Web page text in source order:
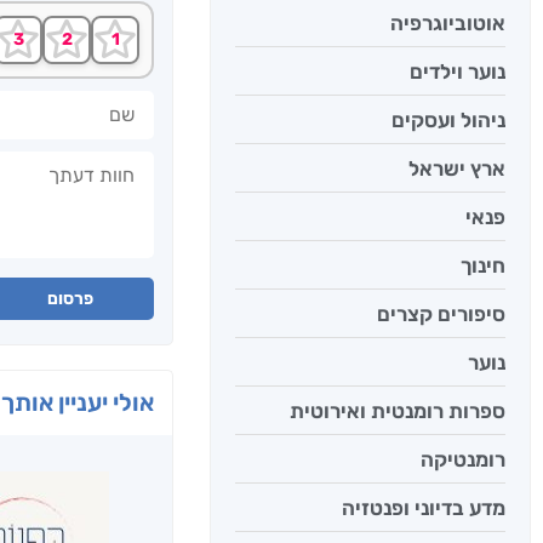
אוטוביוגרפיה
נוער וילדים
ניהול ועסקים
ארץ ישראל
פנאי
חינוך
סיפורים קצרים
נוער
ספרות רומנטית ואירוטית
רומנטיקה
מדע בדיוני ופנטזיה
פרסום
אולי יעניין